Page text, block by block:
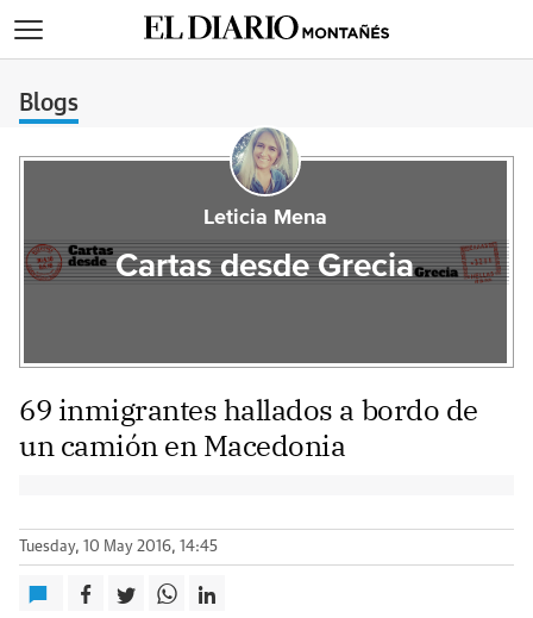
Blogs
Leticia Mena
Cartas desde Grecia
69 inmigrantes hallados a bordo de
un camión en Macedonia
Tuesday, 10 May 2016, 14:45